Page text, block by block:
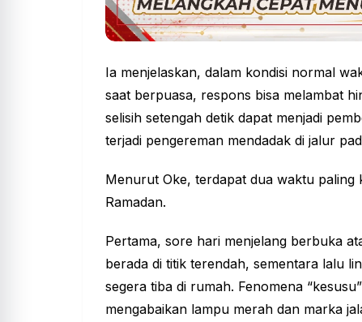
Ia menjelaskan, dalam kondisi normal
saat berpuasa, respons bisa melambat
selisih setengah detik dapat menjadi
terjadi pengereman mendadak di jalur
Menurut Oke, terdapat dua waktu paling
Ramadan.
Pertama, sore hari menjelang berbuka
berada di titik terendah, sementara lalu
segera tiba di rumah. Fenomena
mengabaikan lampu merah dan marka